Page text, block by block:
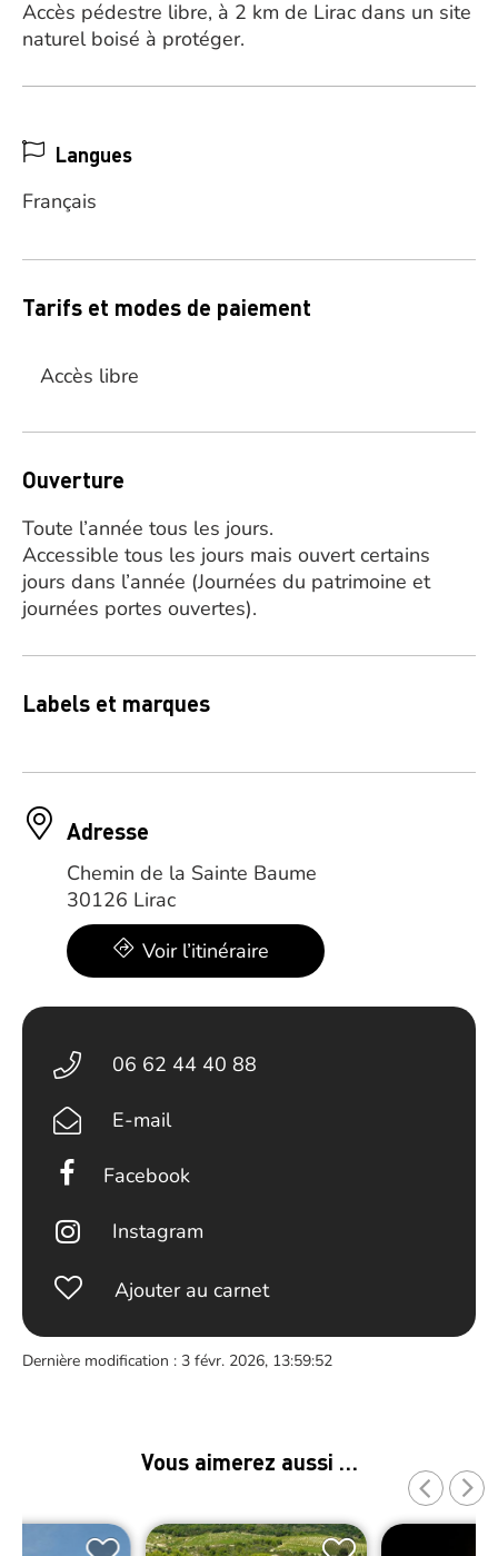
Accès pédestre libre, à 2 km de Lirac dans un site
naturel boisé à protéger.
Langues
Français
Tarifs et modes de paiement
Accès libre
Ouverture
Toute l’année tous les jours.
Accessible tous les jours mais ouvert certains
jours dans l’année (Journées du patrimoine et
journées portes ouvertes).
Labels et marques
Adresse
Chemin de la Sainte Baume
30126 Lirac
Voir l’itinéraire
06 62 44 40 88
E-mail
Facebook
Instagram
Ajouter au carnet
Dernière modification : 3 févr. 2026, 13:59:52
Vous aimerez aussi …